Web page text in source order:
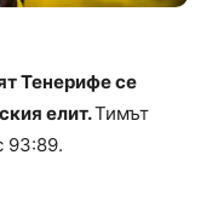
Тенерифе се
елит.Тимът
93:89.